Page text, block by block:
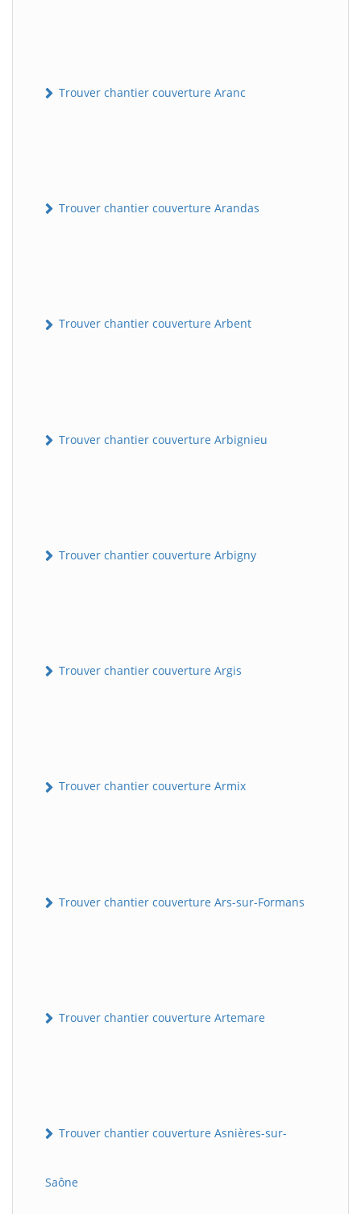
Trouver chantier couverture Aranc
Trouver chantier couverture Arandas
Trouver chantier couverture Arbent
Trouver chantier couverture Arbignieu
Trouver chantier couverture Arbigny
Trouver chantier couverture Argis
Trouver chantier couverture Armix
Trouver chantier couverture Ars-sur-Formans
Trouver chantier couverture Artemare
Trouver chantier couverture Asnières-sur-
Saône